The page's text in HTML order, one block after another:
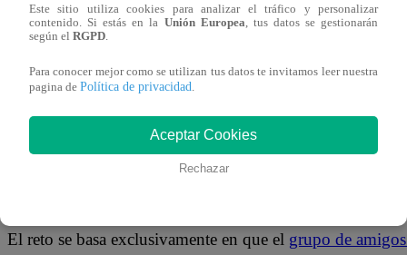
El reto del clonazapam ya cobró su primera víctima en
Este nuevo challenge también es conocido como “El
adolescente tienen que consumir una pastilla.
Dicho medicamento tiene propiedades ansiolíticas y que
El reto se basa exclusivamente en que el grupo de
Este sitio utiliza cookies para analizar el tráfico y personalizar
contenido. Si estás en la Unión Europea , tus datos se gestionarán
según el RGPD
Para conocer mejor como se utilizan tus datos te invitamos leer nuestra
pagina de Política de privacidad
Aceptar Cookies
Rechazar